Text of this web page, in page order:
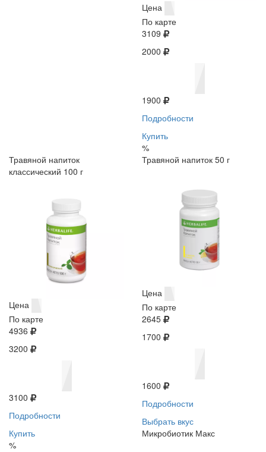
Цена
По карте
3109
2000
1900
Подробности
Купить
%
Травяной напиток
классический 100 г
Цена
По карте
4936
3200
3100
Подробности
Купить
%
Травяной напиток 50 г
Цена
По карте
2645
1700
1600
Подробности
Выбрать вкус
Микробиотик Макс